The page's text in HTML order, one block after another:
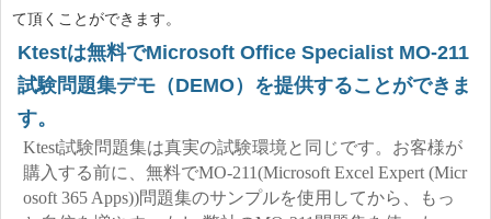
て頂くことができます。
Ktestは無料でMicrosoft Office Specialist MO-211
試験問題集デモ（DEMO）を提供することができま
す。
Ktest試験問題集は真実の試験環境と同じです。お客様が
購入する前に、無料でMO-211(Microsoft Excel Expert (Micr
osoft 365 Apps))問題集のサンプルを使用してから、もっ